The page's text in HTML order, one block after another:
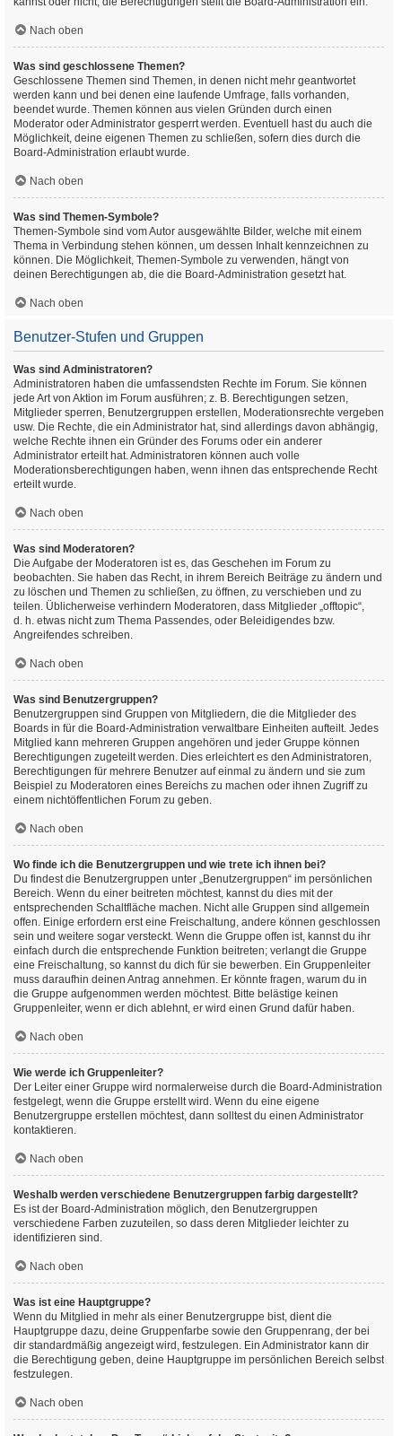
Nach oben
Was sind geschlossene Themen?
Geschlossene Themen sind Themen, in denen nicht mehr geantwortet
werden kann und bei denen eine laufende Umfrage, falls vorhanden,
beendet wurde. Themen können aus vielen Gründen durch einen
Moderator oder Administrator gesperrt werden. Eventuell hast du auch die
Möglichkeit, deine eigenen Themen zu schließen, sofern dies durch die
Board-Administration erlaubt wurde.
Nach oben
Was sind Themen-Symbole?
Themen-Symbole sind vom Autor ausgewählte Bilder, welche mit einem
Thema in Verbindung stehen können, um dessen Inhalt kennzeichnen zu
können. Die Möglichkeit, Themen-Symbole zu verwenden, hängt von
deinen Berechtigungen ab, die die Board-Administration gesetzt hat.
Nach oben
Benutzer-Stufen und Gruppen
Was sind Administratoren?
Administratoren haben die umfassendsten Rechte im Forum. Sie können
jede Art von Aktion im Forum ausführen; z. B. Berechtigungen setzen,
Mitglieder sperren, Benutzergruppen erstellen, Moderationsrechte vergeben
usw. Die Rechte, die ein Administrator hat, sind allerdings davon abhängig,
welche Rechte ihnen ein Gründer des Forums oder ein anderer
Administrator erteilt hat. Administratoren können auch volle
Moderationsberechtigungen haben, wenn ihnen das entsprechende Recht
erteilt wurde.
Nach oben
Was sind Moderatoren?
Die Aufgabe der Moderatoren ist es, das Geschehen im Forum zu
beobachten. Sie haben das Recht, in ihrem Bereich Beiträge zu ändern und
zu löschen und Themen zu schließen, zu öffnen, zu verschieben und zu
teilen. Üblicherweise verhindern Moderatoren, dass Mitglieder „offtopic“,
d. h. etwas nicht zum Thema Passendes, oder Beleidigendes bzw.
Angreifendes schreiben.
Nach oben
Was sind Benutzergruppen?
Benutzergruppen sind Gruppen von Mitgliedern, die die Mitglieder des
Boards in für die Board-Administration verwaltbare Einheiten aufteilt. Jedes
Mitglied kann mehreren Gruppen angehören und jeder Gruppe können
Berechtigungen zugeteilt werden. Dies erleichtert es den Administratoren,
Berechtigungen für mehrere Benutzer auf einmal zu ändern und sie zum
Beispiel zu Moderatoren eines Bereichs zu machen oder ihnen Zugriff zu
einem nichtöffentlichen Forum zu geben.
Nach oben
Wo finde ich die Benutzergruppen und wie trete ich ihnen bei?
Du findest die Benutzergruppen unter „Benutzergruppen“ im persönlichen
Bereich. Wenn du einer beitreten möchtest, kannst du dies mit der
entsprechenden Schaltfläche machen. Nicht alle Gruppen sind allgemein
offen. Einige erfordern erst eine Freischaltung, andere können geschlossen
sein und weitere sogar versteckt. Wenn die Gruppe offen ist, kannst du ihr
einfach durch die entsprechende Funktion beitreten; verlangt die Gruppe
eine Freischaltung, so kannst du dich für sie bewerben. Ein Gruppenleiter
muss daraufhin deinen Antrag annehmen. Er könnte fragen, warum du in
die Gruppe aufgenommen werden möchtest. Bitte belästige keinen
Gruppenleiter, wenn er dich ablehnt, er wird einen Grund dafür haben.
Nach oben
Wie werde ich Gruppenleiter?
Der Leiter einer Gruppe wird normalerweise durch die Board-Administration
festgelegt, wenn die Gruppe erstellt wird. Wenn du eine eigene
Benutzergruppe erstellen möchtest, dann solltest du einen Administrator
kontaktieren.
Nach oben
Weshalb werden verschiedene Benutzergruppen farbig dargestellt?
Es ist der Board-Administration möglich, den Benutzergruppen
verschiedene Farben zuzuteilen, so dass deren Mitglieder leichter zu
identifizieren sind.
Nach oben
Was ist eine Hauptgruppe?
Wenn du Mitglied in mehr als einer Benutzergruppe bist, dient die
Hauptgruppe dazu, deine Gruppenfarbe sowie den Gruppenrang, der bei
dir standardmäßig angezeigt wird, festzulegen. Ein Administrator kann dir
die Berechtigung geben, deine Hauptgruppe im persönlichen Bereich selbst
festzulegen.
Nach oben